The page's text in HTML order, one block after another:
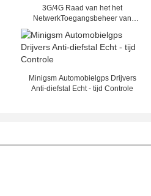
3G/4G Raad van het het
NetwerkToegangsbeheer van
Openlucht Werkende Post
Minigsm Automobielgps Drijvers
Anti-diefstal Echt - tijd Controle